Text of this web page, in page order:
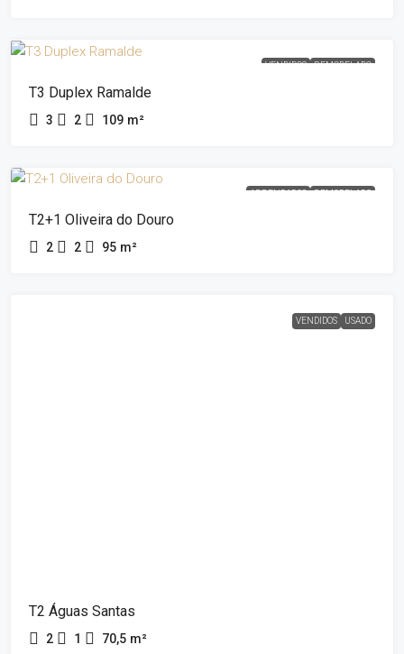
VENDIDOS REMODELADO
T3 Duplex Ramalde
3 2 109 m²
ARRENDADOS REMODELADO
T2+1 Oliveira do Douro
2 2 95 m²
VENDIDOS USADO
T2 Águas Santas
2 1 70,5 m²